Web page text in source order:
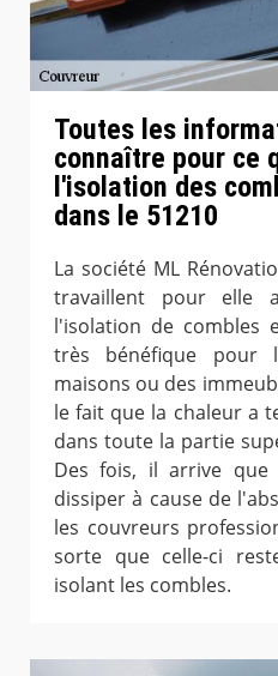
Toutes les
connaître pour ce
l'isolation des
dans le 51210
La société ML
travaillent pour elle
l'isolation de combles
très bénéfique pour
maisons ou des
le fait que la chaleur a
dans toute la partie
Des fois, il arrive que
dissiper à cause de
les couvreurs
sorte que celle-ci
isolant les combles.